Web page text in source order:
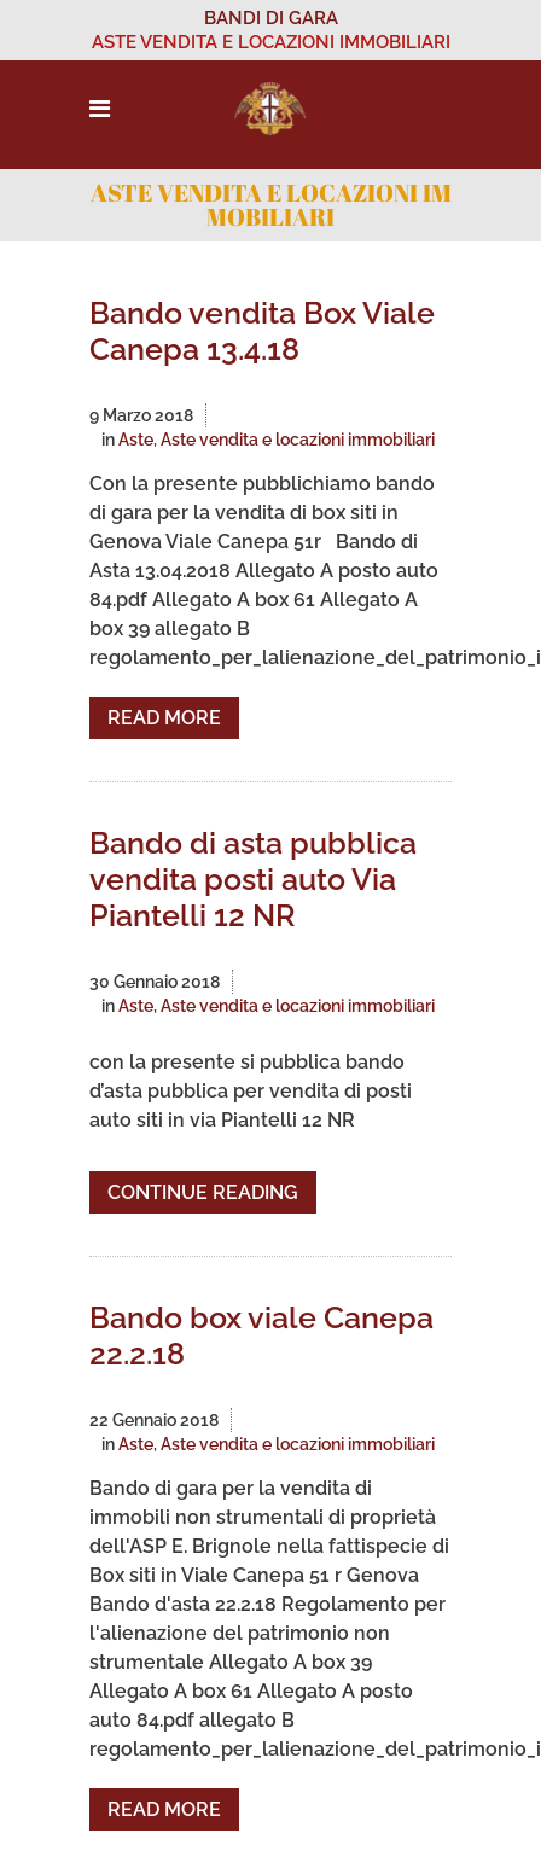
BANDI DI GARA
ASTE VENDITA E LOCAZIONI IMMOBILIARI
ASTE VENDITA E LOCAZIONI IM
MOBILIARI
Bando vendita Box Viale
Canepa 13.4.18
9 Marzo 2018
inAste,Aste vendita e locazioni immobiliari
Con la presente pubblichiamo bando
di gara per la vendita di box siti in
Genova Viale Canepa 51r Bando di
Asta 13.04.2018 Allegato A posto auto
84.pdf Allegato A box 61 Allegato A
box 39 allegato B
READ MORE
Bando di asta pubblica
vendita posti auto Via
Piantelli 12 NR
30 Gennaio 2018
inAste,Aste vendita e locazioni immobiliari
con la presente si pubblica bando
d’asta pubblica per vendita di posti
auto siti in via Piantelli 12 NR
CONTINUE READING
Bando box viale Canepa
22.2.18
22 Gennaio 2018
inAste,Aste vendita e locazioni immobiliari
Bando di gara per la vendita di
immobili non strumentali di proprietà
dell'ASP E. Brignole nella fattispecie di
Box siti in Viale Canepa 51 r Genova
Bando d'asta 22.2.18 Regolamento per
l'alienazione del patrimonio non
strumentale Allegato A box 39
Allegato A box 61 Allegato A posto
auto 84.pdf allegato B
READ MORE